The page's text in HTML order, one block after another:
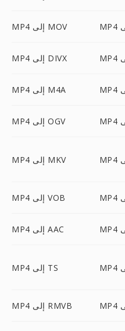
MP4 إلى MOV
MP4 إلى DIVX
MP4 إلى M4A
MP4 إلى OGV
MP4 إلى MKV
MP4 إلى VOB
MP4 إلى AAC
MP4 إلى TS
MP4 إلى RMVB